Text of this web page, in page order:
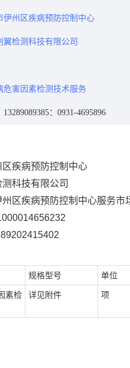
伊州区疾病预防控制中心
翼检测科技有限公司
危害因素检测技术服务
13289089385：0931-4695896
区疾病预防控制中心
科技有限公司
州区疾病预防控制中心服务市
规格型号 单位
素检
详见附件 项